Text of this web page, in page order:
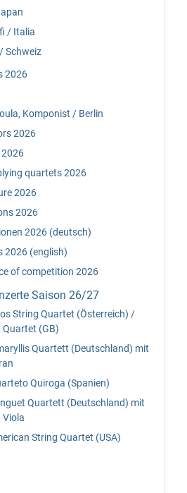
/ Italia
Schweiz
2026
Komponist / Berlin
2026
quartets 2026
2026
2026
2026 (deutsch)
2026 (english)
of competition 2026
Saison 26/27
String Quartet (Österreich) /
(GB)
Quartett (Deutschland) mit
Quiroga (Spanien)
Quartett (Deutschland) mit
Viola
String Quartet (USA)